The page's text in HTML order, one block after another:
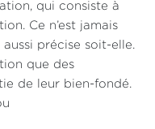
qui consiste à
Ce n’est jamais
aussi précise soit-elle.
que des
de leur bien-fondé.